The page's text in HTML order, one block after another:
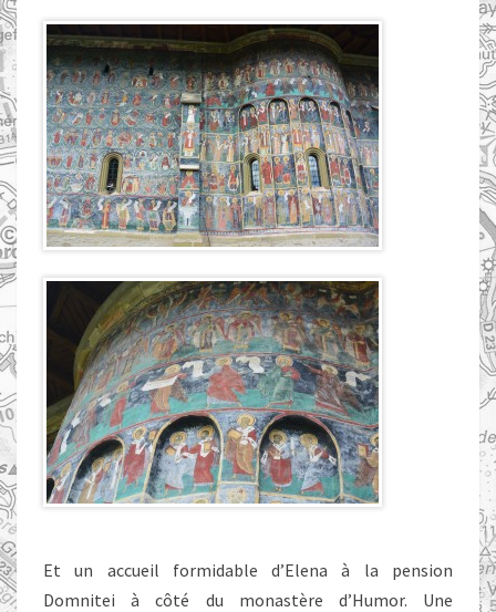
Et un accueil formidable d’Elena à la pension
Domnitei à côté du monastère d’Humor. Une